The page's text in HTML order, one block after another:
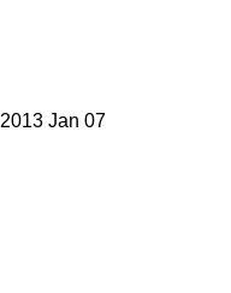
2013 Jan 07